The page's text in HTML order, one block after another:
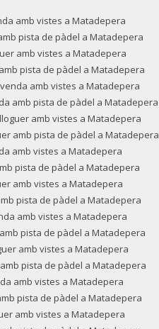
amb vistes a Matadepera
pista de pàdel a Matadepera
amb vistes a Matadepera
pista de pàdel a Matadepera
amb vistes a Matadepera
amb pista de pàdel a Matadepera
amb vistes a Matadepera
amb pista de pàdel a Matadepera
amb vistes a Matadepera
pista de pàdel a Matadepera
amb vistes a Matadepera
pista de pàdel a Matadepera
amb vistes a Matadepera
pista de pàdel a Matadepera
amb vistes a Matadepera
pista de pàdel a Matadepera
amb vistes a Matadepera
pista de pàdel a Matadepera
amb vistes a Matadepera